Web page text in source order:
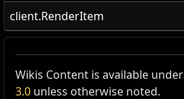
client.RenderItem
US Realm Economy
Wiki
Wikis Content is available under
3.0 unless otherwise noted.